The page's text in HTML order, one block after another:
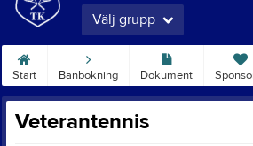
Välj grupp
Start Banbokning Dokument
Veterantennis